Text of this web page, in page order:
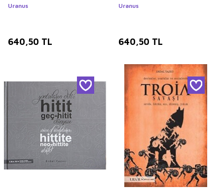
Uranus
640,50 TL
Uranus
640,50 TL